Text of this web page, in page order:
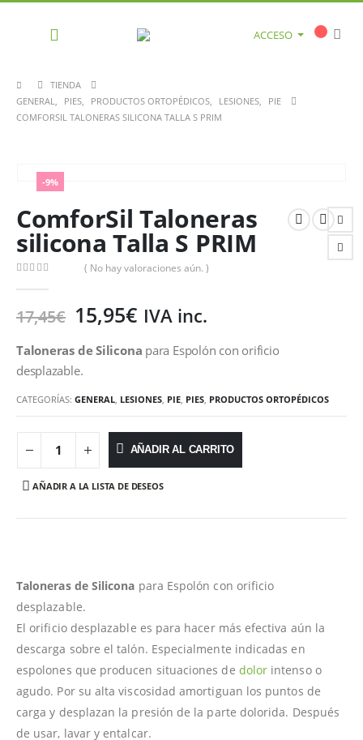
ACCESO
TIENDA
GENERAL, PIES, PRODUCTOS ORTOPÉDICOS, LESIONES,
PIE
COMFORSIL TALONERAS SILICONA TALLA S PRIM
-9%
ComforSil Taloneras
silicona Talla S PRIM
( No hay valoraciones aún. )
17,45€ 15,95€ IVA inc.
Taloneras de Silicona para Espolón con orificio
desplazable.
CATEGORÍAS: GENERAL, LESIONES, PIE, PIES, PRODUCTOS ORTOPÉDICOS
AÑADIR AL CARRITO
AÑADIR A LA LISTA DE DESEOS
Taloneras de Silicona para Espolón con orificio
desplazable.
El orificio desplazable es para hacer más efectiva aún la
descarga sobre el talón. Especialmente indicadas en
espolones que producen situaciones de dolor intenso o
agudo. Por su alta viscosidad amortiguan los puntos de
carga y desplazan la presión de la parte dolorida. Después
de usar, lavar y entalcar.